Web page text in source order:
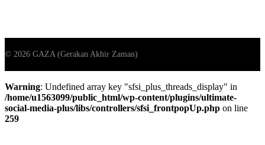
Warning: Undefined array key "sfsi_plus_threads_display" in
/home/u1563099/public_html/wp-content/plugins/ultimate-
social-media-plus/libs/controllers/sfsi_frontpopUp.php on line
259